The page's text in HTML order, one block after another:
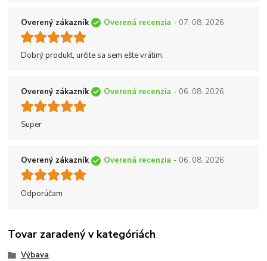
Overený zákazník Overená recenzia - 07. 08. 2026
Dobrý produkt, určite sa sem ešte vrátim.
Overený zákazník Overená recenzia - 06. 08. 2026
Super
Overený zákazník Overená recenzia - 06. 08. 2026
Odporúčam
Tovar zaradený v kategóriách
Výbava